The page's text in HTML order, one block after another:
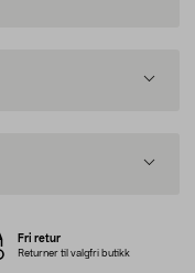
Fri retur
Returner til valgfri butikk